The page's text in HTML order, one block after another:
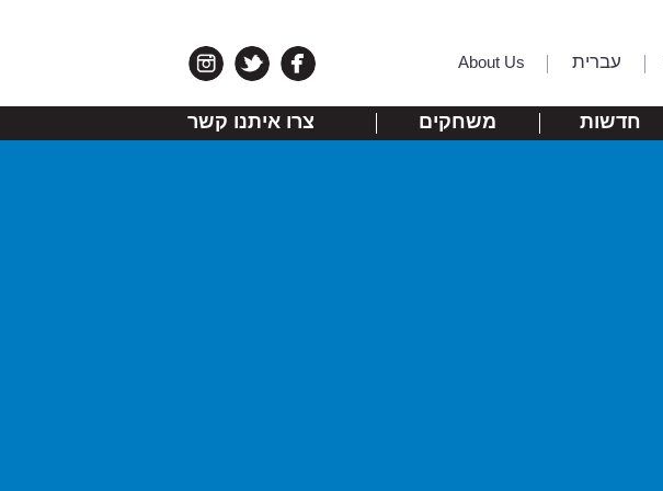
עברית About Us
חדשות משחקים צרו איתנו קשר